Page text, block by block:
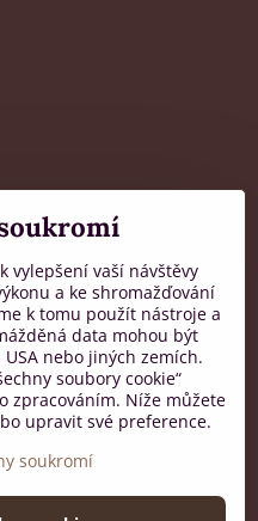
vylepšení vaší návštěvy
a ke shromažďování
k tomu použít nástroje a
data mohou být
nebo jiných zemích.
soubory cookie“
zpracováním. Níže můžete
upravit své preference.
soukromí